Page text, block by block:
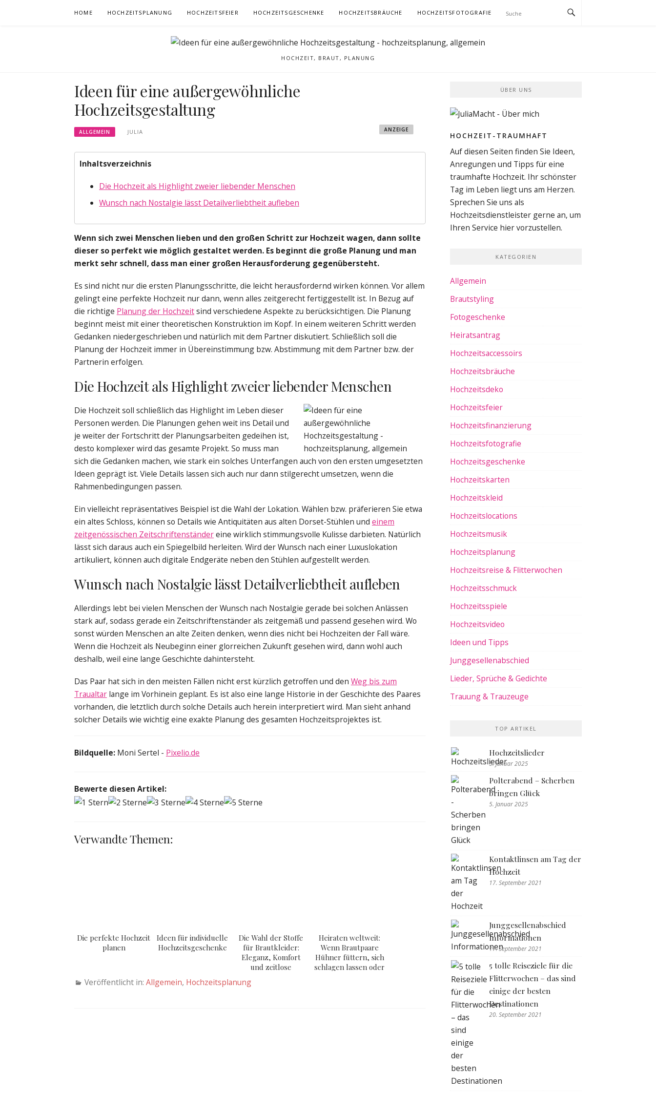
HOME HOCHZEITSPLANUNG HOCHZEITSFEIER HOCHZEITSGESCHENKE HOCHZEITSBRÄUCHE HOCHZEITSFOTOGRAFIE
HOCHZEIT, BRAUT, PLANUNG
Ideen für eine außergewöhnliche
Hochzeitsgestaltung
ALLGEMEIN JULIA ANZEIGE
Inhaltsverzeichnis
Die Hochzeit als Highlight zweier liebender Menschen
Wunsch nach Nostalgie lässt Detailverliebtheit aufleben
Wenn sich zwei Menschen lieben und den großen Schritt zur Hochzeit wagen, dann sollte
dieser so perfekt wie möglich gestaltet werden. Es beginnt die große Planung und man
merkt sehr schnell, dass man einer großen Herausforderung gegenübersteht.
Es sind nicht nur die ersten Planungsschritte, die leicht herausfordernd wirken können. Vor allem
gelingt eine perfekte Hochzeit nur dann, wenn alles zeitgerecht fertiggestellt ist. In Bezug auf
die richtige Planung der Hochzeitsind verschiedene Aspekte zu berücksichtigen. Die Planung
beginnt meist mit einer theoretischen Konstruktion im Kopf. In einem weiteren Schritt werden
Gedanken niedergeschrieben und natürlich mit dem Partner diskutiert. Schließlich soll die
Planung der Hochzeit immer in Übereinstimmung bzw. Abstimmung mit dem Partner bzw. der
Partnerin erfolgen.
Die Hochzeit als Highlight zweier liebender Menschen
Die Hochzeit soll schließlich das Highlight im Leben dieser
Personen werden. Die Planungen gehen weit ins Detail und
je weiter der Fortschritt der Planungsarbeiten gedeihen ist,
desto komplexer wird das gesamte Projekt. So muss man
sich die Gedanken machen, wie stark ein solches Unterfangen auch von den ersten umgesetzten
Ideen geprägt ist. Viele Details lassen sich auch nur dann stilgerecht umsetzen, wenn die
Rahmenbedingungen passen.
Ein vielleicht repräsentatives Beispiel ist die Wahl der Lokation. Wählen bzw. präferieren Sie etwa
ein altes Schloss, können so Details wie Antiquitäten aus alten Dorset-Stühlen und einem
zeitgenössischen Zeitschriftenständereine wirklich stimmungsvolle Kulisse darbieten. Natürlich
lässt sich daraus auch ein Spiegelbild herleiten. Wird der Wunsch nach einer Luxuslokation
artikuliert, können auch digitale Endgeräte neben den Stühlen aufgestellt werden.
Wunsch nach Nostalgie lässt Detailverliebtheit aufleben
Allerdings lebt bei vielen Menschen der Wunsch nach Nostalgie gerade bei solchen Anlässen
stark auf, sodass gerade ein Zeitschriftenständer als zeitgemäß und passend gesehen wird. Wo
sonst würden Menschen an alte Zeiten denken, wenn dies nicht bei Hochzeiten der Fall wäre.
Wenn die Hochzeit als Neubeginn einer glorreichen Zukunft gesehen wird, dann wohl auch
deshalb, weil eine lange Geschichte dahintersteht.
Das Paar hat sich in den meisten Fällen nicht erst kürzlich getroffen und den Weg bis zum
Traualtar lange im Vorhinein geplant. Es ist also eine lange Historie in der Geschichte des Paares
vorhanden, die letztlich durch solche Details auch herein interpretiert wird. Man sieht anhand
solcher Details wie wichtig eine exakte Planung des gesamten Hochzeitsprojektes ist.
Bildquelle: Moni Sertel - Pixelio.de
Bewerte diesen Artikel:
Verwandte Themen:
Die perfekte Hochzeit
planen
Ideen für individuelle
Hochzeitsgeschenke
Die Wahl der Stoffe
für Brautkleider:
Eleganz, Komfort
und zeitlose
Heiraten weltweit:
Wenn Brautpaare
Hühner füttern, sich
schlagen lassen oder
Veröffentlicht in: Allgemein, Hochzeitsplanung
ÜBER UNS
HOCHZEIT-TRAUMHAFT
Auf diesen Seiten finden Sie Ideen,
Anregungen und Tipps für eine
traumhafte Hochzeit. Ihr schönster
Tag im Leben liegt uns am Herzen.
Sprechen Sie uns als
Hochzeitsdienstleister gerne an, um
Ihren Service hier vorzustellen.
KATEGORIEN
Allgemein
Brautstyling
Fotogeschenke
Heiratsantrag
Hochzeitsaccessoirs
Hochzeitsbräuche
Hochzeitsdeko
Hochzeitsfeier
Hochzeitsfinanzierung
Hochzeitsfotografie
Hochzeitsgeschenke
Hochzeitskarten
Hochzeitskleid
Hochzeitslocations
Hochzeitsmusik
Hochzeitsplanung
Hochzeitsreise & Flitterwochen
Hochzeitsschmuck
Hochzeitsspiele
Hochzeitsvideo
Ideen und Tipps
Junggesellenabschied
Lieder, Sprüche & Gedichte
Trauung & Trauzeuge
TOP ARTIKEL
Hochzeitslieder
5. Januar 2025
Polterabend – Scherben
bringen Glück
5. Januar 2025
Kontaktlinsen am Tag der
Hochzeit
17. September 2021
Junggesellenabschied
Informationen
17. September 2021
5 tolle Reiseziele für die
Flitterwochen – das sind
einige der besten
Destinationen
20. September 2021